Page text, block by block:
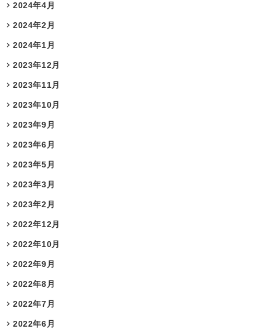
2024年4月
2024年2月
2024年1月
2023年12月
2023年11月
2023年10月
2023年9月
2023年6月
2023年5月
2023年3月
2023年2月
2022年12月
2022年10月
2022年9月
2022年8月
2022年7月
2022年6月